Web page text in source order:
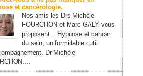
et cancérologie.
Nos amis les Drs Michèle
FOURCHON et Marc GALY vous
proposent... Hypnose et cancer
du sein, un formidable outil
Dr Michèle